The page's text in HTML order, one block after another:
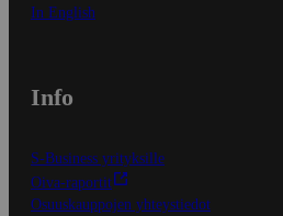
In English
Info
S-Business yrityksille
Oiva-raportit
Osuuskauppojen yhteystiedot